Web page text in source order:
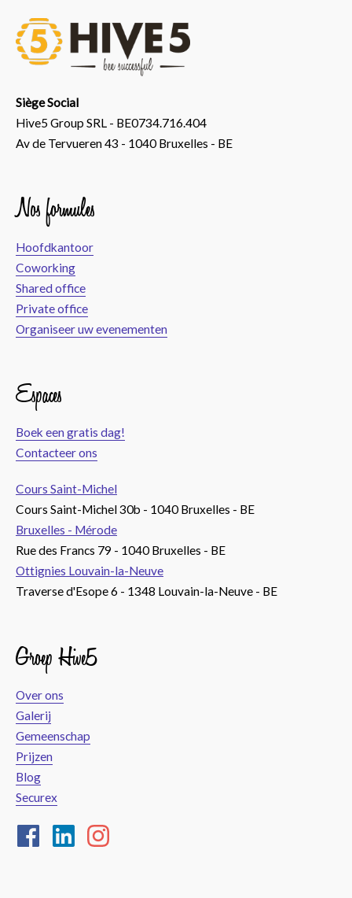
Siège Social
Hive5 Group SRL - BE0734.716.404
Av de Tervueren 43 - 1040 Bruxelles - BE
Nos formules
Hoofdkantoor
Coworking
Shared office
Private office
Organiseer uw evenementen
Espaces
Boek een gratis dag!
Contacteer ons
Cours Saint-Michel
Cours Saint-Michel 30b - 1040 Bruxelles - BE
Bruxelles - Mérode
Rue des Francs 79 - 1040 Bruxelles - BE
Ottignies Louvain-la-Neuve
Traverse d'Esope 6 - 1348 Louvain-la-Neuve - BE
Groep Hive5
Over ons
Galerij
Gemeenschap
Prijzen
Blog
Securex